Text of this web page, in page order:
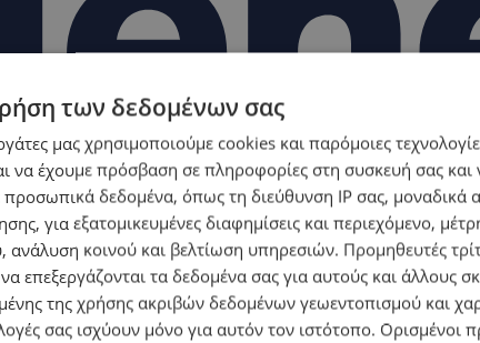
των δεδομένων σας
μας χρησιμοποιούμε cookies και παρόμοιες
να έχουμε πρόσβαση σε πληροφορίες στη συσκευή σας και
προσωπικά δεδομένα, όπως τη διεύθυνση IP σας, μοναδικά
για εξατομικευμένες διαφημίσεις και περιεχόμενο,
ανάλυση κοινού και βελτίωση υπηρεσιών. Προμηθευτές
να επεξεργάζονται τα δεδομένα σας για αυτούς και άλλους
της χρήσης ακριβών δεδομένων γεωεντοπισμού και
σας ισχύουν μόνο για αυτόν τον ιστότοπο. Ορισμένοι